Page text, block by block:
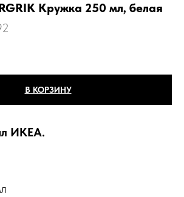
Кружка 250 мл, белая
В КОРЗИНУ
ИКЕА.